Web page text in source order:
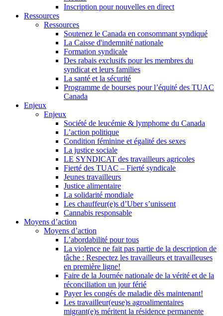
Inscription pour nouvelles en direct
Ressources
Ressources
Soutenez le Canada en consommant syndiqué
La Caisse d'indemnité nationale
Formation syndicale
Des rabais exclusifs pour les membres du
syndicat et leurs families
La santé et la sécurité
Programme de bourses pour l’équité des TUAC
Canada
Enjeux
Enjeux
Société de leucémie & lymphome du Canada
L’action politique
Condition féminine et égalité des sexes
La justice sociale
LE SYNDICAT des travailleurs agricoles
Fierté des TUAC – Fierté syndicale
Jeunes travailleurs
Justice alimentaire
La solidarité mondiale
Les chauffeur(e)s d’Uber s’unissent
Cannabis responsable
Moyens d’action
Moyens d’action
L’abordabilité pour tous
La violence ne fait pas partie de la description de
tâche : Respectez les travailleurs et travailleuses
en première ligne!
Faire de la Journée nationale de la vérité et de la
réconciliation un jour férié
Payer les congés de maladie dès maintenant!
Les travailleur(euse)s agroalimentaires
migrant(e)s méritent la résidence permanente